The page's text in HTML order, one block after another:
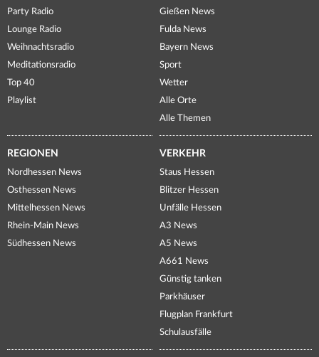
Party Radio
Lounge Radio
Weihnachtsradio
Meditationsradio
Top 40
Playlist
Gießen News
Fulda News
Bayern News
Sport
Wetter
Alle Orte
Alle Themen
REGIONEN
Nordhessen News
Osthessen News
Mittelhessen News
Rhein-Main News
Südhessen News
VERKEHR
Staus Hessen
Blitzer Hessen
Unfälle Hessen
A3 News
A5 News
A661 News
Günstig tanken
Parkhäuser
Flugplan Frankfurt
Schulausfälle